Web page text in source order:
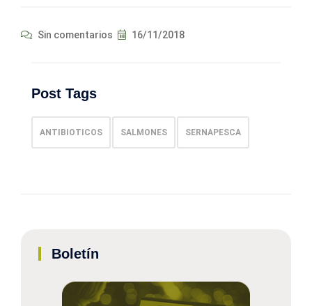
Sin comentarios 16/11/2018
Post Tags
ANTIBIOTICOS SALMONES SERNAPESCA
Boletín